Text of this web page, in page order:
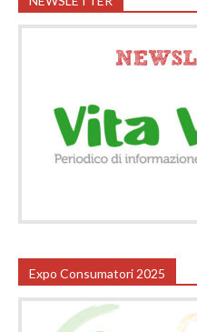
Expo Consumatori 2025